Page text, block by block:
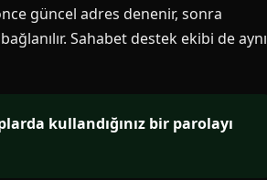
güncel adres denenir, sonra
Sahabet destek ekibi de aynı
kullandığınız bir parolayı